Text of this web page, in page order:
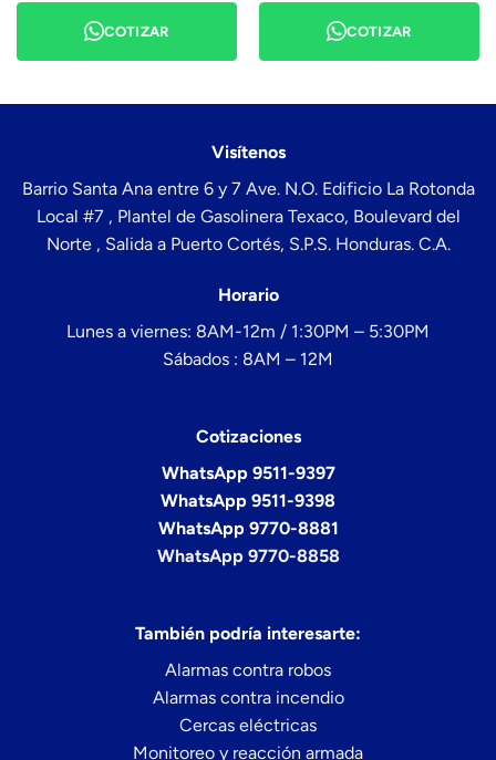
COTIZAR COTIZAR
Visítenos
Barrio Santa Ana entre 6 y 7 Ave. N.O. Edificio La Rotonda
Local #7 , Plantel de Gasolinera Texaco, Boulevard del
Norte , Salida a Puerto Cortés, S.P.S. Honduras. C.A.
Horario
Lunes a viernes: 8AM-12m / 1:30PM – 5:30PM
Sábados : 8AM – 12M
Cotizaciones
WhatsApp 9511-9397
WhatsApp 9511-9398
WhatsApp 9770-8881
WhatsApp 9770-8858
También podría interesarte:
Alarmas contra robos
Alarmas contra incendio
Cercas eléctricas
Monitoreo y reacción armada